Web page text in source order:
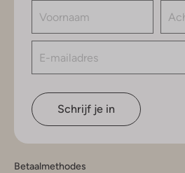
Schrijf je in
Betaalmethodes